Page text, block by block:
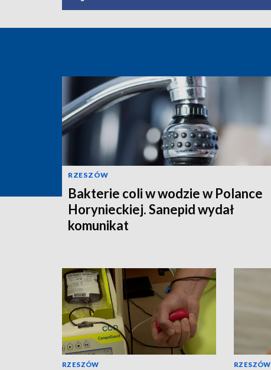
RZESZÓW
Bakterie coli w wodzie w Polance
Horynieckiej. Sanepid wydał
komunikat
RZESZÓW RZESZÓW